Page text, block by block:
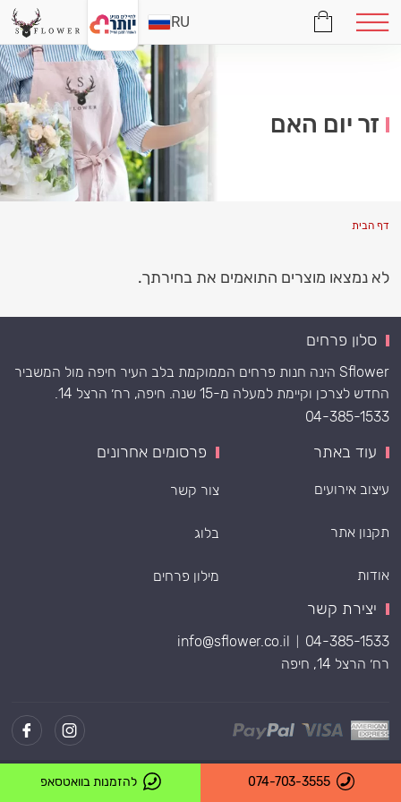
זר יום האם
דף הבית
לא נמצאו מוצרים התואמים את בחירתך.
סלון פרחים
Sflower הינה חנות פרחים הממוקמת בלב העיר חיפה מול המשביר
החדש לצרכן וקיימת למעלה מ-15 שנה. חיפה, רח׳ הרצל 14.
04-385-1533
עוד באתר
עיצוב אירועים
תקנון אתר
אודות
פרסומים אחרונים
צור קשר
בלוג
מילון פרחים
יצירת קשר
04-385-1533
info@sflower.co.il
רח׳ הרצל 14, חיפה
RU
Powered by
074-703-3555 להזמנות בוואטסאפ